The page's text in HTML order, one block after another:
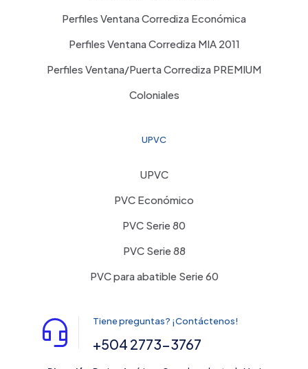
Perfiles Ventana Corrediza Económica
Perfiles Ventana Corrediza MIA 2011
Perfiles Ventana/Puerta Corrediza PREMIUM
Coloniales
UPVC
UPVC
PVC Económico
PVC Serie 80
PVC Serie 88
PVC para abatible Serie 60
Tiene preguntas? ¡Contáctenos!
+504 2773-3767